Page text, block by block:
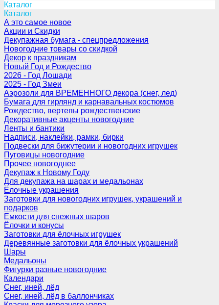
Каталог
Каталог
А это самое новое
Акции и Скидки
Декупажная бумага - спецпредложения
Новогодние товары со скидкой
Декор к праздникам
Новый Год и Рождество
2026 - Год Лошади
2025 - Год Змеи
Аэрозоли для ВРЕМЕННОГО декора (снег, лед)
Бумага для гирлянд и карнавальных костюмов
Рождество, вертепы рождественские
Декоративные акценты новогодние
Ленты и бантики
Надписи, наклейки, рамки, бирки
Подвески для бижутерии и новогодних игрушек
Пуговицы новогодние
Прочее новогоднее
Декупаж к Новому Году
Для декупажа на шарах и медальонах
Ёлочные украшения
Заготовки для новогодних игрушек, украшений и
подарков
Емкости для снежных шаров
Ёлочки и конусы
Заготовки для ёлочных игрушек
Деревянные заготовки для ёлочных украшений
Шары
Медальоны
Фигурки разные новогодние
Календари
Снег, иней, лёд
Снег, иней, лёд в баллончиках